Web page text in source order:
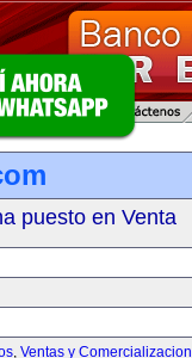
puesto en Venta
, Ventas y Comercializacion